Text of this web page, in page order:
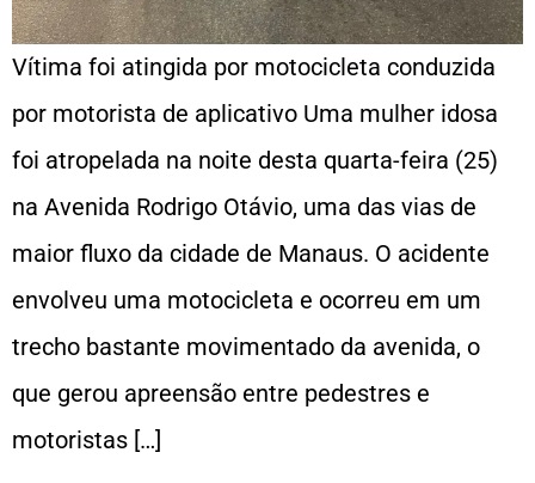
Vítima foi atingida por motocicleta conduzida
por motorista de aplicativo Uma mulher idosa
foi atropelada na noite desta quarta-feira (25)
na Avenida Rodrigo Otávio, uma das vias de
maior fluxo da cidade de Manaus. O acidente
envolveu uma motocicleta e ocorreu em um
trecho bastante movimentado da avenida, o
que gerou apreensão entre pedestres e
motoristas […]